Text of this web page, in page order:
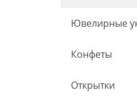
Ювелирные
Конфеты
Открытки